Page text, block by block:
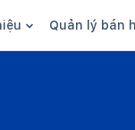
Quản lý bán